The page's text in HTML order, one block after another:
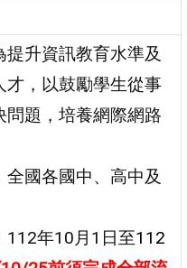
升資訊教育水準及
才，以鼓勵學生從事
問題，培養網際網路
國各國中、高中及
112年10月1日至112